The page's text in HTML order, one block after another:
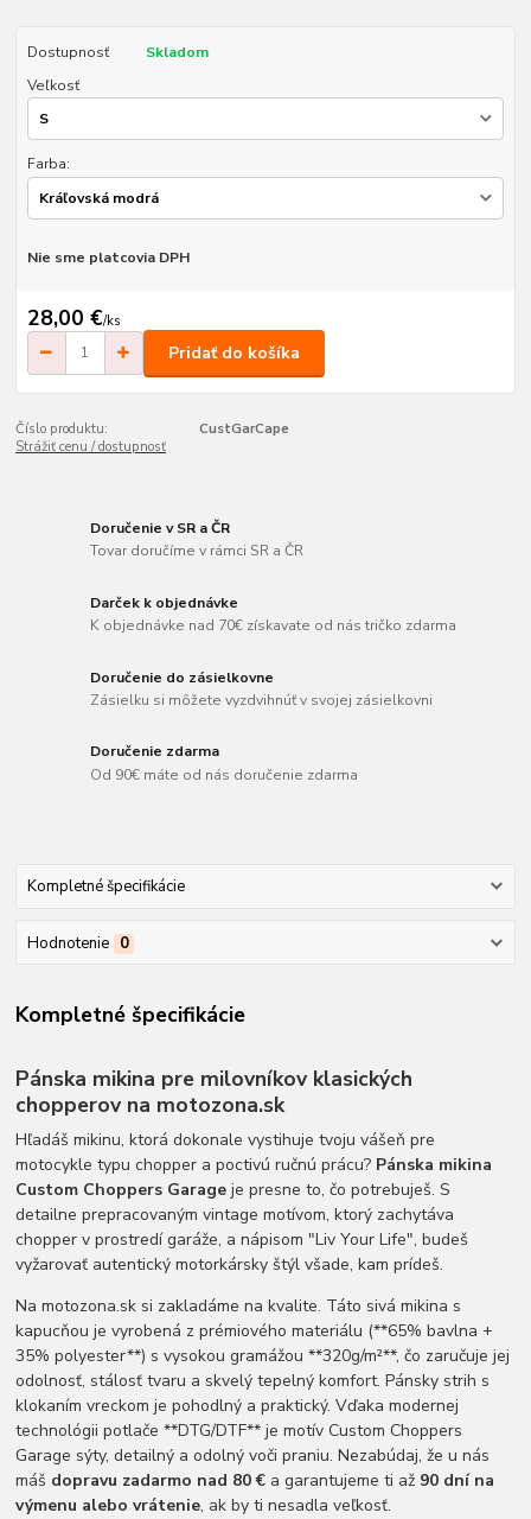
Dostupnosť
Skladom
Veľkosť
Farba:
Nie sme platcovia DPH
28,00 €/ks
Pridať do košíka
Číslo produktu:
CustGarCape
Strážiť cenu / dostupnosť
Doručenie v SR a ČR
Tovar doručíme v rámci SR a ČR
Darček k objednávke
K objednávke nad 70€ získavate od nás tričko zdarma
Doručenie do zásielkovne
Zásielku si môžete vyzdvihnúť v svojej zásielkovni
Doručenie zdarma
Od 90€ máte od nás doručenie zdarma
Kompletné špecifikácie
Hodnotenie 0
Kompletné špecifikácie
Pánska mikina pre milovníkov klasických
chopperov na motozona.sk
Hľadáš mikinu, ktorá dokonale vystihuje tvoju vášeň pre
motocykle typu chopper a poctivú ručnú prácu? Pánska mikina
Custom Choppers Garage je presne to, čo potrebuješ. S
detailne prepracovaným vintage motívom, ktorý zachytáva
chopper v prostredí garáže, a nápisom "Liv Your Life", budeš
vyžarovať autentický motorkársky štýl všade, kam prídeš.
Na motozona.sk si zakladáme na kvalite. Táto sivá mikina s
kapucňou je vyrobená z prémiového materiálu (**65% bavlna +
35% polyester**) s vysokou gramážou **320g/m²**, čo zaručuje jej
odolnosť, stálosť tvaru a skvelý tepelný komfort. Pánsky strih s
klokaním vreckom je pohodlný a praktický. Vďaka modernej
technológii potlače **DTG/DTF** je motív Custom Choppers
Garage sýty, detailný a odolný voči praniu. Nezabúdaj, že u nás
máš dopravu zadarmo nad 80 € a garantujeme ti až 90 dní na
výmenu alebo vrátenie, ak by ti nesadla veľkosť.